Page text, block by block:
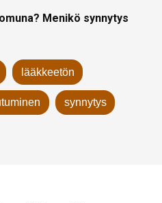
Menikö synnytys
lääkkeetön
synnytys